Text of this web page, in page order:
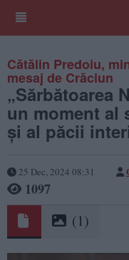
Cătălin Predoiu,
mesaj de Crăciun
„Sărbătoarea
un moment al
și al păcii
25 Dec, 2024 08:31
1097
(1)